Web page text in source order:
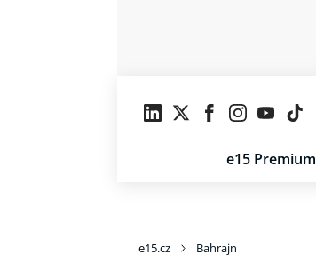
e15 Premium
e15.cz Bahrajn